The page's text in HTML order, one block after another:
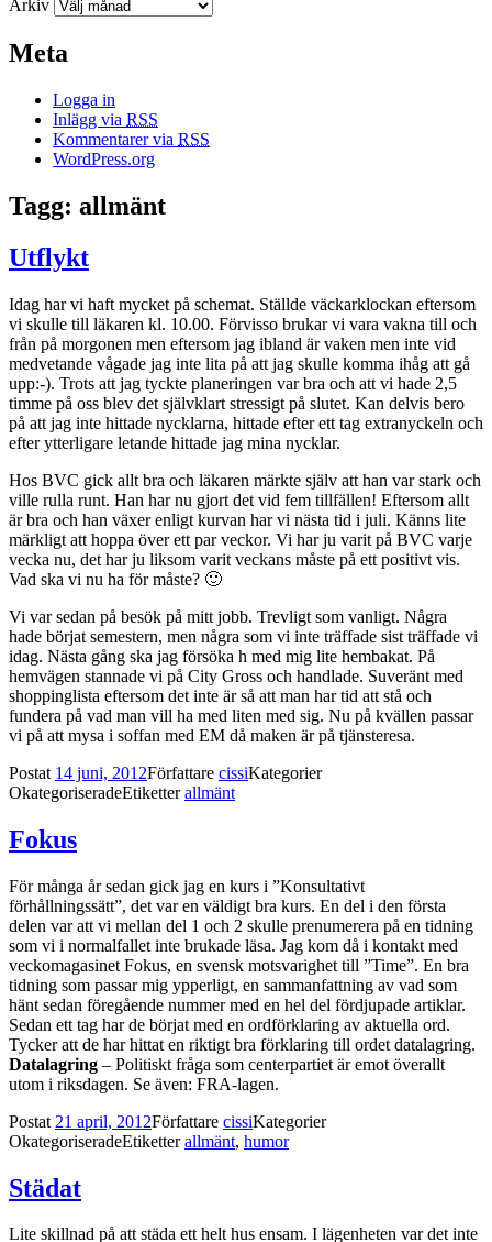
Arkiv
Meta
Logga in
Inlägg via RSS
Kommentarer via RSS
WordPress.org
Tagg: allmänt
Utflykt
Idag har vi haft mycket på schemat. Ställde väckarklockan eftersom
vi skulle till läkaren kl. 10.00. Förvisso brukar vi vara vakna till och
från på morgonen men eftersom jag ibland är vaken men inte vid
medvetande vågade jag inte lita på att jag skulle komma ihåg att gå
upp:-). Trots att jag tyckte planeringen var bra och att vi hade 2,5
timme på oss blev det självklart stressigt på slutet. Kan delvis bero
på att jag inte hittade nycklarna, hittade efter ett tag extranyckeln och
efter ytterligare letande hittade jag mina nycklar.
Hos BVC gick allt bra och läkaren märkte själv att han var stark och
ville rulla runt. Han har nu gjort det vid fem tillfällen! Eftersom allt
är bra och han växer enligt kurvan har vi nästa tid i juli. Känns lite
märkligt att hoppa över ett par veckor. Vi har ju varit på BVC varje
vecka nu, det har ju liksom varit veckans måste på ett positivt vis.
Vad ska vi nu ha för måste? 🙂
Vi var sedan på besök på mitt jobb. Trevligt som vanligt. Några
hade börjat semestern, men några som vi inte träffade sist träffade vi
idag. Nästa gång ska jag försöka h med mig lite hembakat. På
hemvägen stannade vi på City Gross och handlade. Suveränt med
shoppinglista eftersom det inte är så att man har tid att stå och
fundera på vad man vill ha med liten med sig. Nu på kvällen passar
vi på att mysa i soffan med EM då maken är på tjänsteresa.
Postat 14 juni, 2012Författare cissiKategorier
OkategoriseradeEtiketterallmänt
Fokus
För många år sedan gick jag en kurs i ”Konsultativt
förhållningssätt”, det var en väldigt bra kurs. En del i den första
delen var att vi mellan del 1 och 2 skulle prenumerera på en tidning
som vi i normalfallet inte brukade läsa. Jag kom då i kontakt med
veckomagasinet Fokus, en svensk motsvarighet till ”Time”. En bra
tidning som passar mig ypperligt, en sammanfattning av vad som
hänt sedan föregående nummer med en hel del fördjupade artiklar.
Sedan ett tag har de börjat med en ordförklaring av aktuella ord.
Tycker att de har hittat en riktigt bra förklaring till ordet datalagring.
Datalagring – Politiskt fråga som centerpartiet är emot överallt
utom i riksdagen. Se även: FRA-lagen.
Postat 21 april, 2012Författare cissiKategorier
OkategoriseradeEtiketterallmänt, humor
Städat
Lite skillnad på att städa ett helt hus ensam. I lägenheten var det inte